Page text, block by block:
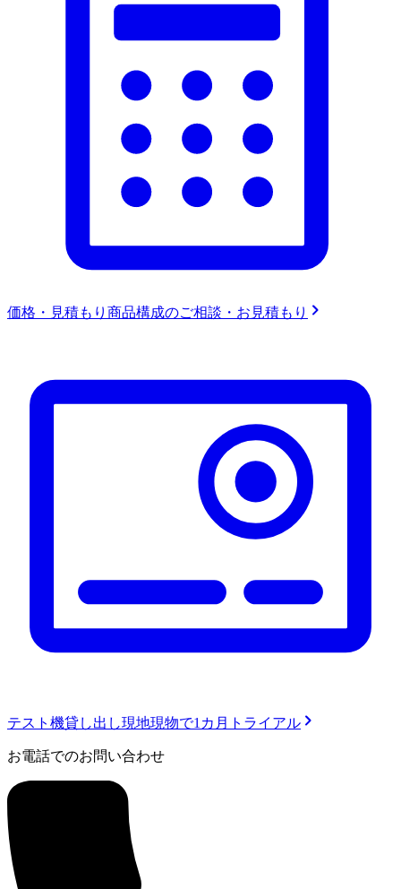
価格・見積もり 商品構成のご相談・お見積もり
テスト機貸し出し現地現物で1カ月トライアル
お電話でのお問い合わせ